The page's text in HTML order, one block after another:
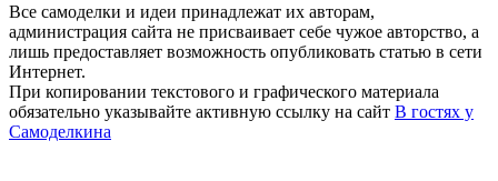
Все самоделки и идеи принадлежат их авторам,
администрация сайта не присваивает себе чужое авторство, а
лишь предоставляет возможность опубликовать статью в сети
Интернет.
При копировании текстового и графического материала
обязательно указывайте активную ссылку на сайт В гостях у
Самоделкина